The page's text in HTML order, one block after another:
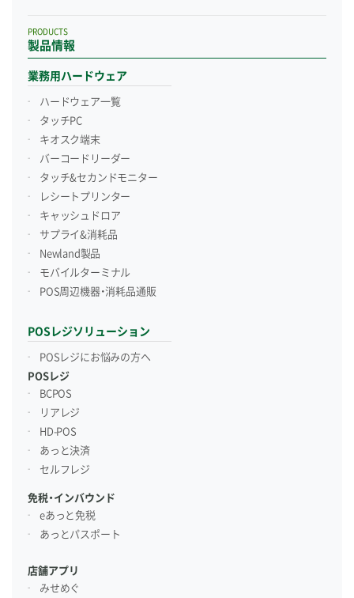
製品情報
PRODUCTS
業務用ハードウェア
ハードウェア一覧
タッチPC
キオスク端末
バーコードリーダー
タッチ&セカンドモニター
レシートプリンター
キャッシュドロア
サプライ&消耗品
Newland製品
モバイルターミナル
POS周辺機器・消耗品通販
POSレジソリューション
POSレジにお悩みの方へ
POSレジ
BCPOS
リアレジ
HD-POS
あっと決済
セルフレジ
免税・インバウンド
eあっと免税
あっとパスポート
店舗アプリ
みせめぐ